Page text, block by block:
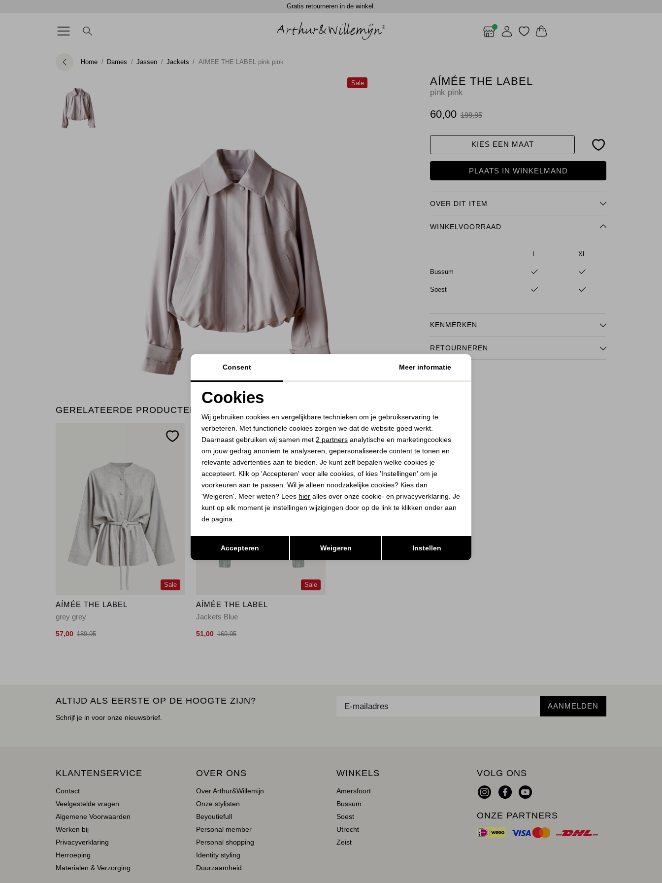
Gratis retourneren in de winkel.
Home Dames Jassen Jackets AIMEE THE LABEL pink pink
Sale AÍMÉE THE LABEL
pink pink
60,00 199,95
KIES EEN MAAT
PLAATS IN WINKELMAND
OVER DIT ITEM
WINKELVOORRAAD
L XL
Bussum
Soest
KENMERKEN
RETOURNEREN
GERELATEERDE PRODUCTEN
Sale
AÍMÉE THE LABEL
grey grey
57,00 189,95
Sale
AÍMÉE THE LABEL
Jackets Blue
51,00 169,95
ALTIJD ALS EERSTE OP DE HOOGTE ZIJN?
Schrijf je in voor onze nieuwsbrief.
AANMELDEN
KLANTENSERVICE
Contact
Veelgestelde vragen
Algemene Voorwaarden
Werken bij
Privacyverklaring
Herroeping
Materialen & Verzorging
OVER ONS
Over Arthur&Willemijn
Onze stylisten
Beyoutiefull
Personal member
Personal shopping
Identity styling
Duurzaamheid
WINKELS
Amersfoort
Bussum
Soest
Utrecht
Zeist
VOLG ONS
ONZE PARTNERS
Analytische cookies Marketing cookies
Consent Meer informatie
Cookies
Wij gebruiken cookies en vergelijkbare technieken om je gebruikservaring te
verbeteren. Met functionele cookies zorgen we dat de website goed werkt.
Daarnaast gebruiken wij samen met 2 partners analytische en marketingcookies
om jouw gedrag anoniem te analyseren, gepersonaliseerde content te tonen en
relevante advertenties aan te bieden. Je kunt zelf bepalen welke cookies je
accepteert. Klik op 'Accepteren' voor alle cookies, of kies 'Instellingen' om je
voorkeuren aan te passen. Wil je alleen noodzakelijke cookies? Kies dan
'Weigeren'. Meer weten? Lees hier alles over onze cookie- en privacyverklaring. Je
kunt op elk moment je instellingen wijzigingen door op de link te klikken onder aan
de pagina.
Accepteren Weigeren Instellen